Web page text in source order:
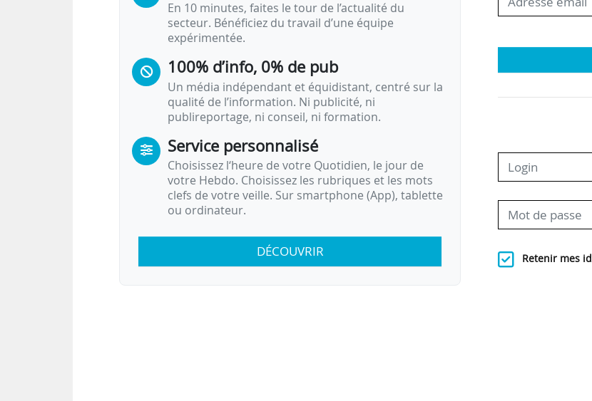
En 10 minutes, faites le tour de l’actualité du
secteur. Bénéficiez du travail d’une équipe
expérimentée.
100% d’info, 0% de pub
Un média indépendant et équidistant, centré sur la
qualité de l’information. Ni publicité, ni
publireportage, ni conseil, ni formation.
Service personnalisé
Choisissez l‘heure de votre Quotidien, le jour de
votre Hebdo. Choisissez les rubriques et les mots
clefs de votre veille. Sur smartphone (App), tablette
ou ordinateur.
DÉCOUVRIR Retenir mes